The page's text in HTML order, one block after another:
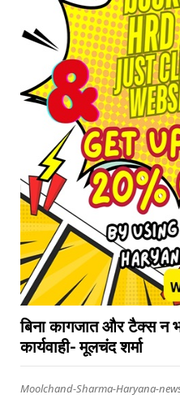
बिना कागजात और टैक्स न
कार्यवाही- मूलचंद शर्मा
Moolchand-Sharma-Haryana-